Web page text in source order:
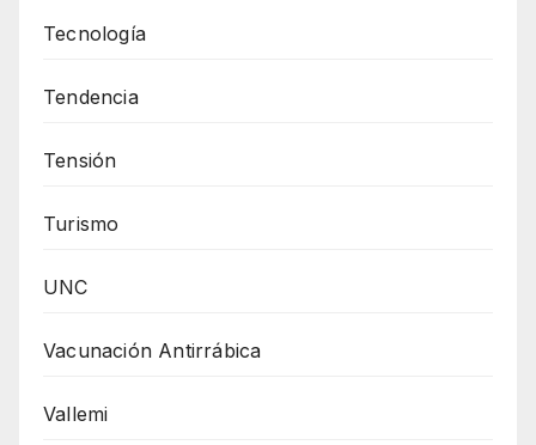
Tecnología
Tendencia
Tensión
Turismo
UNC
Vacunación Antirrábica
Vallemi